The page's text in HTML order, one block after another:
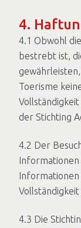
4.
4.1 Obwohl
bestrebt ist,
Toerisme
der Stichting
4.2 Der
Informationen
4.3 Die